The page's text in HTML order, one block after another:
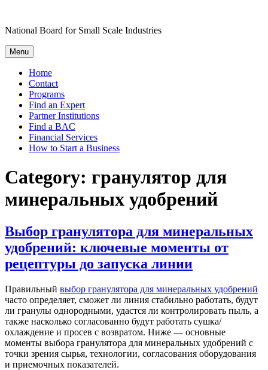
content
National Board for Small Scale Industries
Menu
Home
Contact
Programs
Find an Expert
Partner Institutions
Find a BAC
Financial Services
How to Start a Business
Category: гранулятор для
минеральных удобрений
Выбор гранулятора для минеральных
удобрений: ключевые моменты от
рецептуры до запуска линии
Правильный выбор гранулятора для минеральных удобрений
часто определяет, сможет ли линия стабильно работать, будут
ли гранулы однородными, удастся ли контролировать пыль, а
также насколько согласованно будут работать сушка/
охлаждение и просев с возвратом. Ниже — основные
моменты выбора гранулятора для минеральных удобрений с
точки зрения сырья, технологии, согласования оборудования
и приемочных показателей.